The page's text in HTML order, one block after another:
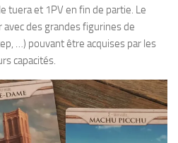
tuera et 1PV en fin de partie. Le
des grandes figurines de
…) pouvant être acquises par les
capacités.